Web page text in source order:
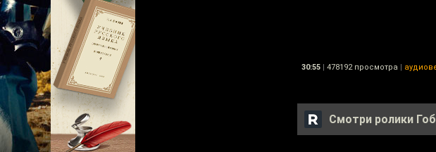
30:55 | 478192 просмотра |
Смотри ролики